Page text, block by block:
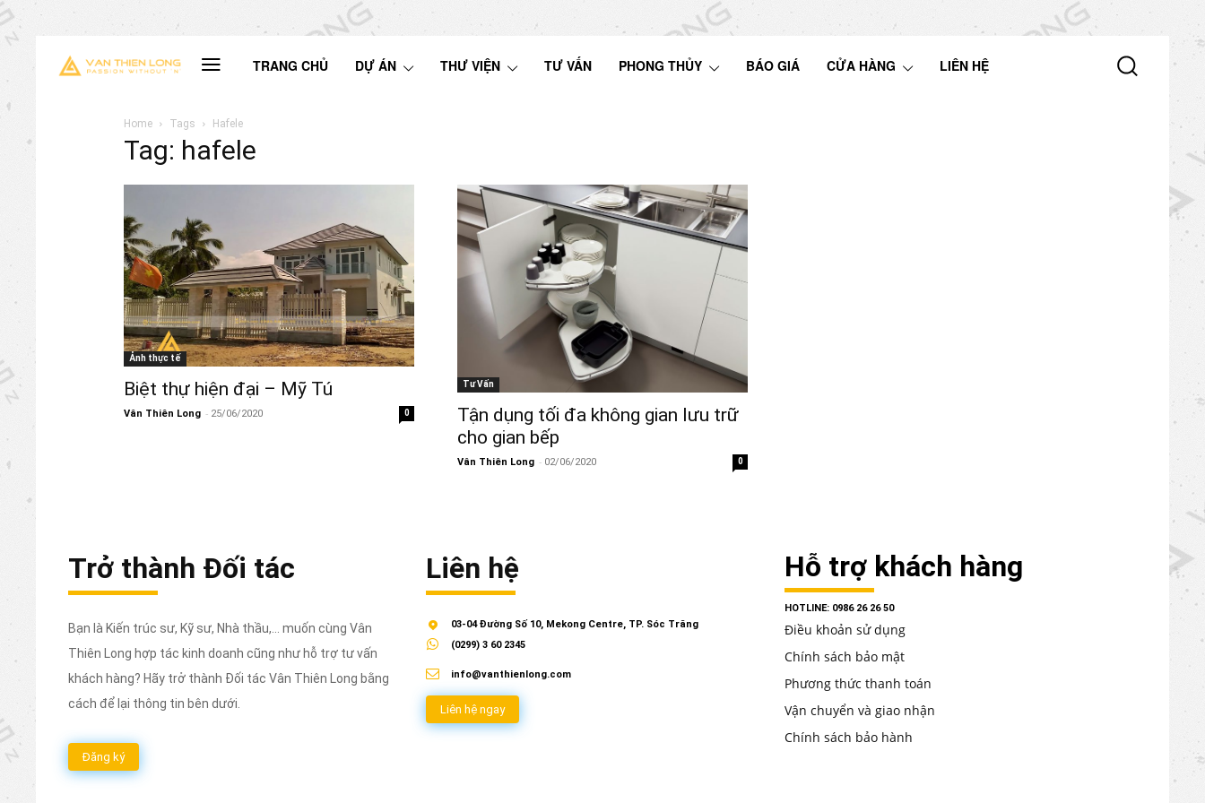
TRANG CHỦ DỰ ÁN THƯ VIỆN TƯ VẤN PHONG THỦY BÁO GIÁ CỬA HÀNG LIÊN HỆ
Home Tags Hafele
Tag: hafele
Ảnh thực tế
Biệt thự hiện đại – Mỹ Tú
Vân Thiên Long - 25/06/2020 0
Tư Vấn
Tận dụng tối đa không gian lưu trữ
cho gian bếp
Vân Thiên Long - 02/06/2020 0
Trở thành Đối tác
Bạn là Kiến trúc sư, Kỹ sư, Nhà thầu,... muốn cùng Vân
Thiên Long hợp tác kinh doanh cũng như hỗ trợ tư vấn
khách hàng? Hãy trở thành Đối tác Vân Thiên Long bằng
cách để lại thông tin bên dưới.
Đăng ký
Liên hệ
03-04 Đường Số 10, Mekong Centre, TP. Sóc Trăng
(0299) 3 60 2345
info@vanthienlong.com
Liên hệ ngay
Hỗ trợ khách hàng
HOTLINE: 0986 26 26 50
Điều khoản sử dụng
Chính sách bảo mật
Phương thức thanh toán
Vận chuyển và giao nhận
Chính sách bảo hành